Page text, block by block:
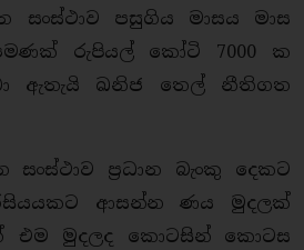
පසුගිය මාසය මාස
රුපියල් කෝටි 7000 ක
ඇතැයි ඛනිජ තෙල් නීතිගත
ප්‍රධාන බැංකු දෙකට
ආසන්න ණය මුදලක්
එම මුදලද කොටසින් කොටස